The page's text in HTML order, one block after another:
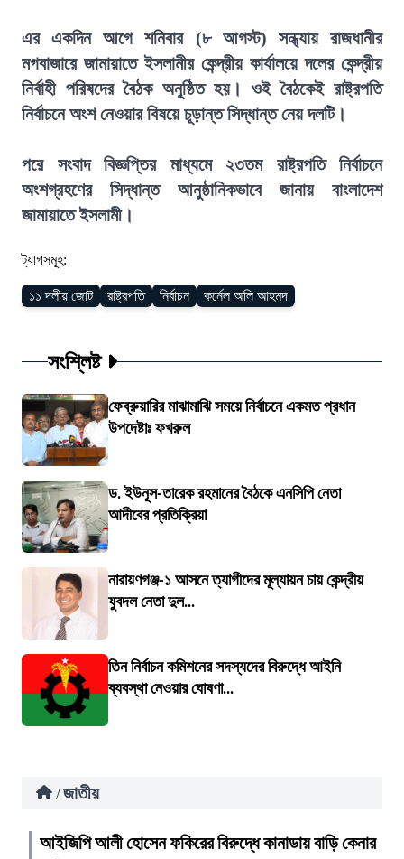
এর একদিন আগে শনিবার (৮ আগস্ট) সন্ধ্যায় রাজধানীর
মগবাজারে জামায়াতে ইসলামীর কেন্দ্রীয় কার্যালয়ে দলের কেন্দ্রীয়
নির্বাহী পরিষদের বৈঠক অনুষ্ঠিত হয়। ওই বৈঠকেই রাষ্ট্রপতি
নির্বাচনে অংশ নেওয়ার বিষয়ে চূড়ান্ত সিদ্ধান্ত নেয় দলটি।
পরে সংবাদ বিজ্ঞপ্তির মাধ্যমে ২৩তম রাষ্ট্রপতি নির্বাচনে
অংশগ্রহণের সিদ্ধান্ত আনুষ্ঠানিকভাবে জানায় বাংলাদেশ
জামায়াতে ইসলামী।
ট্যাগসমূহ:
১১ দলীয় জোট রাষ্ট্রপতি নির্বাচন কর্নেল অলি আহমদ
সংশ্লিষ্ট
ফেব্রুয়ারির মাঝামাঝি সময়ে নির্বাচনে একমত প্রধান
উপদেষ্টাঃ ফখরুল
ড. ইউনূস-তারেক রহমানের বৈঠকে এনসিপি নেতা
আদীবের প্রতিক্রিয়া
নারায়ণগঞ্জ-১ আসনে ত্যাগীদের মূল্যায়ন চায় কেন্দ্রীয়
যুবদল নেতা দুল...
তিন নির্বাচন কমিশনের সদস্যদের বিরুদ্ধে আইনি
ব্যবস্থা নেওয়ার ঘোষণা...
/ জাতীয়
আইজিপি আলী হোসেন ফকিরের বিরুদ্ধে কানাডায় বাড়ি কেনার